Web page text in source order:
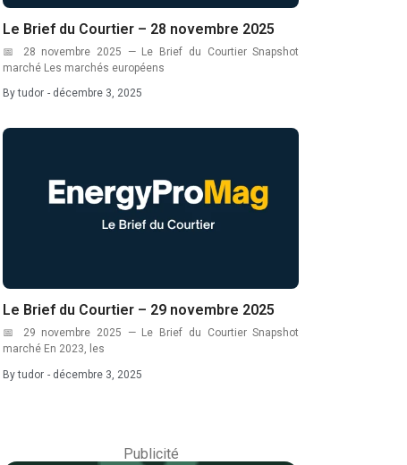
Le Brief du Courtier – 28 novembre 2025
📅 28 novembre 2025 — Le Brief du Courtier Snapshot
marché Les marchés européens
Bytudor - décembre 3, 2025
Le Brief du Courtier – 29 novembre 2025
📅 29 novembre 2025 — Le Brief du Courtier Snapshot
marché En 2023, les
Bytudor - décembre 3, 2025
Publicité